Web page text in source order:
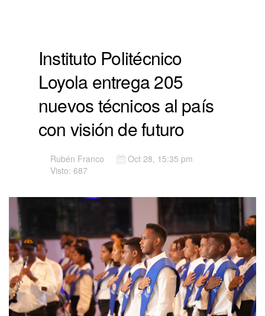
Instituto Politécnico
Loyola entrega 205
nuevos técnicos al país
con visión de futuro
Rubén Franco
Oct 28, 15:35 pm
Visto: 687